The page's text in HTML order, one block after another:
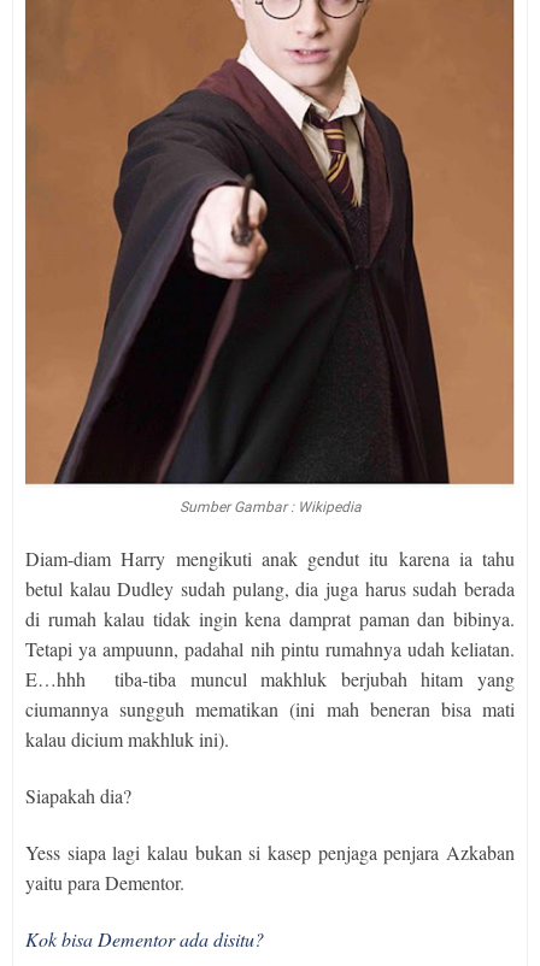
Sumber Gambar : Wikipedia
Diam-diam Harry mengikuti anak gendut itu karena ia tahu
betul kalau Dudley sudah pulang, dia juga harus sudah berada
di rumah kalau tidak ingin kena damprat paman dan bibinya.
Tetapi ya ampuunn, padahal nih pintu rumahnya udah keliatan.
E…hhh
tiba-tiba muncul makhluk berjubah hitam yang
ciumannya sungguh mematikan (ini mah beneran bisa mati
kalau dicium makhluk ini).
Siapakah dia?
Yess siapa lagi kalau bukan si kasep penjaga penjara Azkaban
yaitu para Dementor.
Kok bisa Dementor ada disitu?